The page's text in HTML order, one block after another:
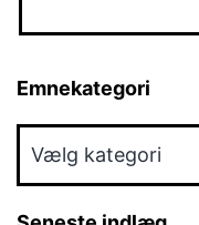
Emnekategori